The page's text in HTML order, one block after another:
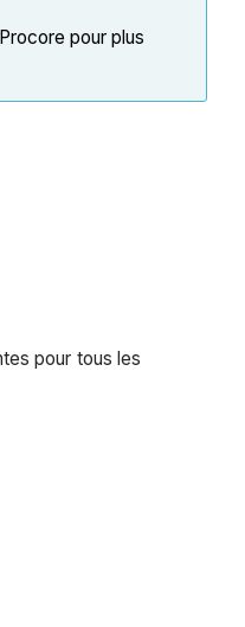
pour plus
pour tous les